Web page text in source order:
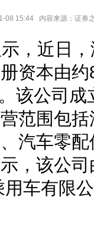
08 15:44 内容来源：证
，近日
资本由
该公司
范围包
汽车零
，该公
车有限